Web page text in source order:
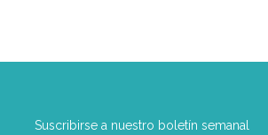
Suscribirse a nuestro boletín semanal